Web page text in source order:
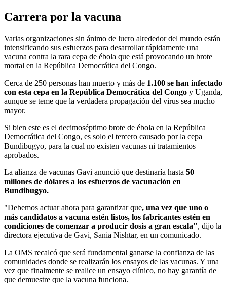
Carrera por la vacuna
Varias organizaciones sin ánimo de lucro alrededor del mundo están
intensificando sus esfuerzos para desarrollar rápidamente una
vacuna contra la rara cepa de ébola que está provocando un brote
mortal en la República Democrática del Congo.
Cerca de 250 personas han muerto y más de 1.100 se han infectado
con esta cepa en la República Democrática del Congo y Uganda,
aunque se teme que la verdadera propagación del virus sea mucho
mayor.
Si bien este es el decimoséptimo brote de ébola en la República
Democrática del Congo, es solo el tercero causado por la cepa
Bundibugyo, para la cual no existen vacunas ni tratamientos
aprobados.
La alianza de vacunas Gavi anunció que destinaría hasta 50
millones de dólares a los esfuerzos de vacunación en
Bundibugyo.
"Debemos actuar ahora para garantizar que, una vez que uno o
más candidatos a vacuna estén listos, los fabricantes estén en
condiciones de comenzar a producir dosis a gran escala", dijo la
directora ejecutiva de Gavi, Sania Nishtar, en un comunicado.
La OMS recalcó que será fundamental ganarse la confianza de las
comunidades donde se realizarán los ensayos de las vacunas. Y una
vez que finalmente se realice un ensayo clínico, no hay garantía de
que demuestre que la vacuna funciona.